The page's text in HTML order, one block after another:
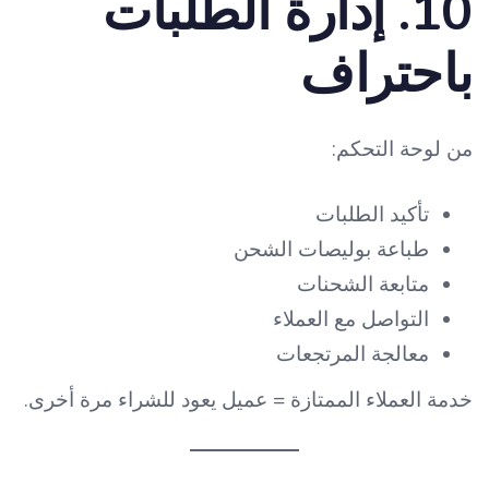
باحتراف
من لوحة التحكم:
تأكيد الطلبات
طباعة بوليصات الشحن
متابعة الشحنات
التواصل مع العملاء
معالجة المرتجعات
خدمة العملاء الممتازة = عميل يعود للشراء مرة أخرى.